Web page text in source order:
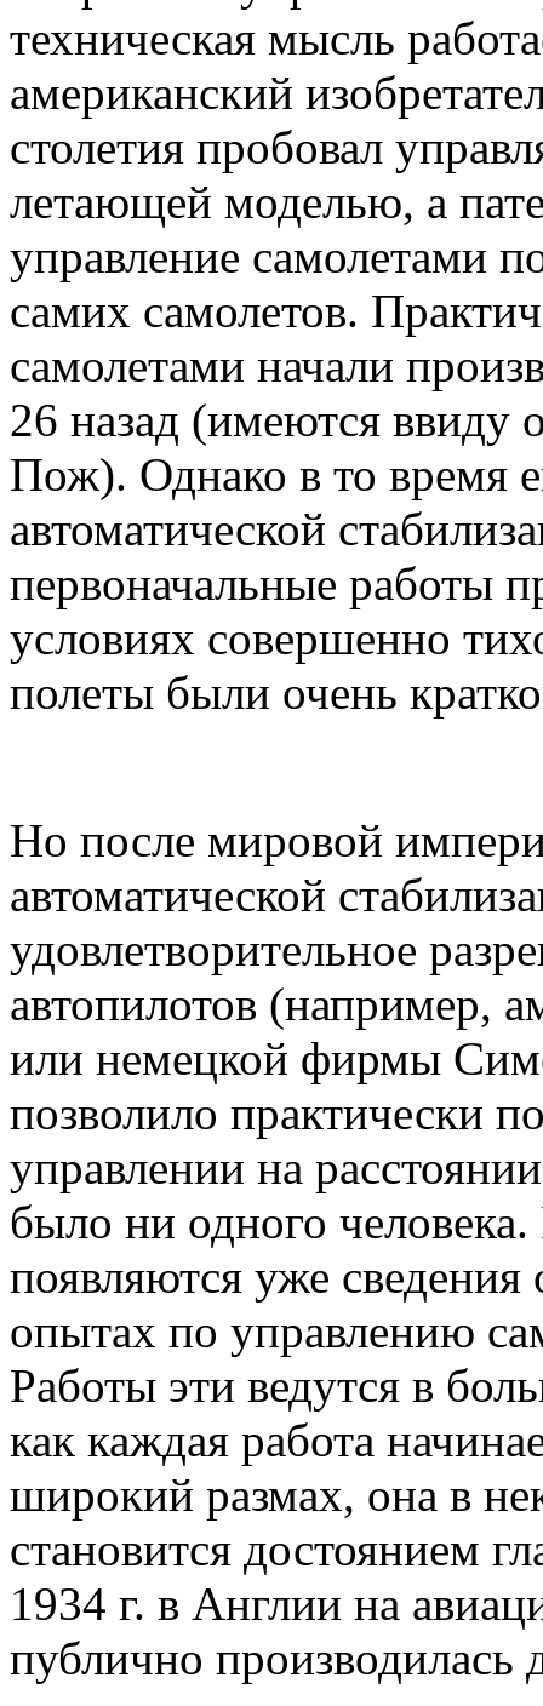
техническая мысль
американский
столетия пробовал
летающей моделью, а
управление самолетами
самих самолетов.
самолетами начали
26 назад (имеются ввиду
Пож). Однако в то время
автоматической
первоначальные работы
условиях совершенно
полеты были очень
Но после мировой
автоматической
удовлетворительное
автопилотов (например,
или немецкой фирмы
позволило практически
управлении на
было ни одного
появляются уже
опытах по управлению
Работы эти ведутся в
как каждая работа
широкий размах, она в
становится достоянием
1934 г. в Англии на
публично производилась